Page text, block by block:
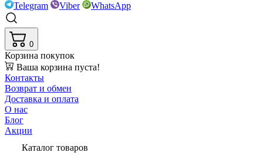
Telegram
Viber WhatsApp
0
Корзина покупок
Ваша корзина пуста!
Контакты
Возврат и обмен
Доставка и оплата
О нас
Блог
Акции
Каталог товаров